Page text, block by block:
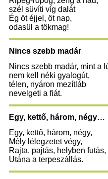
szél süvíti víg dalát
Ég öt éjjel, öt nap,
odasül a tökmag!
Nincs szebb madár
Nincs szebb madár, mint a
nem kell néki gyalogút,
télen, nyáron mezítláb
nevelgeti a fiát.
Egy, kettő, három, négy…
Egy, kettő, három, négy,
Mély lélegzetet végy,
Rajta, pajtás, helyben futás,
Utána a terpeszállás.